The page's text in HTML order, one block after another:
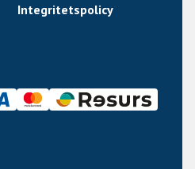
Integritetspolicy